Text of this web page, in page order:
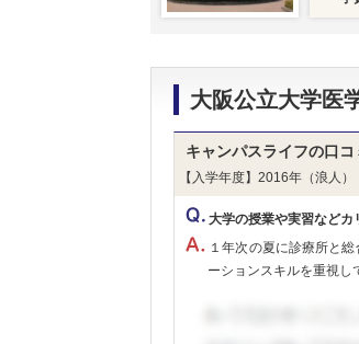
大阪公立大学医
キャンパスライフの口コ
【入学年度】2016年（浪人）
大学の授業や実習などカ
１年次の夏に診療所と
ーションスキルを重視し